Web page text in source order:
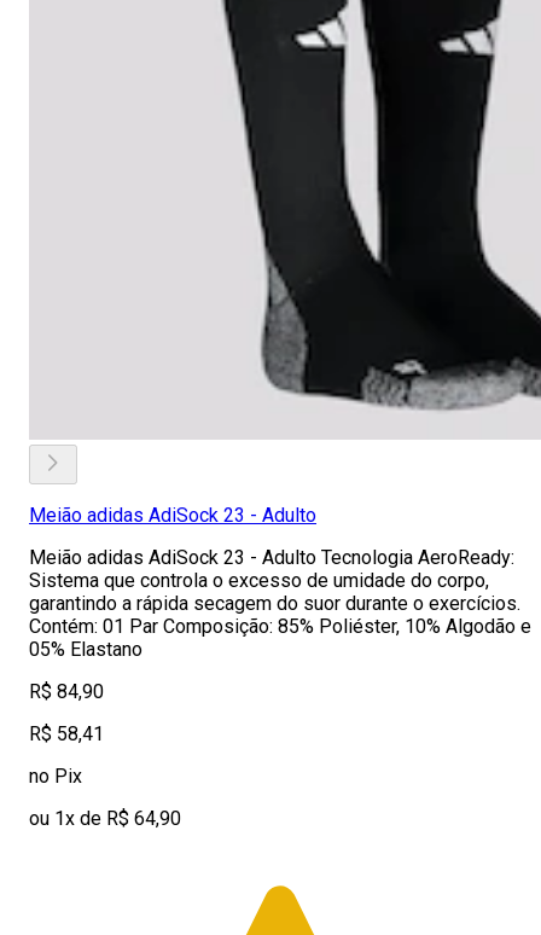
Meião adidas AdiSock 23 - Adulto
Meião adidas AdiSock 23 - Adulto Tecnologia AeroReady:
Sistema que controla o excesso de umidade do corpo,
garantindo a rápida secagem do suor durante o exercícios.
Contém: 01 Par Composição: 85% Poliéster, 10% Algodão e
05% Elastano
R$ 84,90
R$ 58,41
no Pix
ou 1x de R$ 64,90